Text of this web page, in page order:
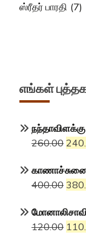
ஸ்ரீதர் பாரதி (7)
எங்கள்
260.00
was:
காணாச்சுனை,
400.00
was:
120.00